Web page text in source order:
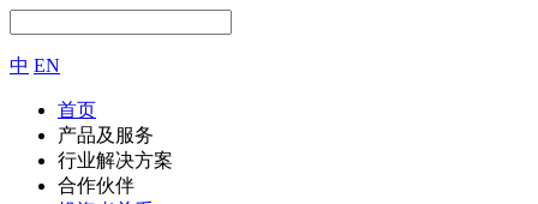
中 EN
首页
产品及服务
行业解决方案
合作伙伴